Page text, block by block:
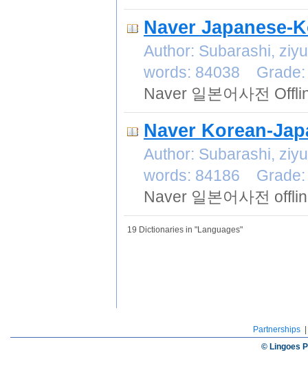
Naver Japanese-
Author: Subarashi,
words: 84038 Grade:
Naver 일본어사전
Naver Korean-
Author: Subarashi,
words: 84186 Grade:
Naver 일본어사전
19 Dictionaries in "Languages"
Partnerships
© Lingoes